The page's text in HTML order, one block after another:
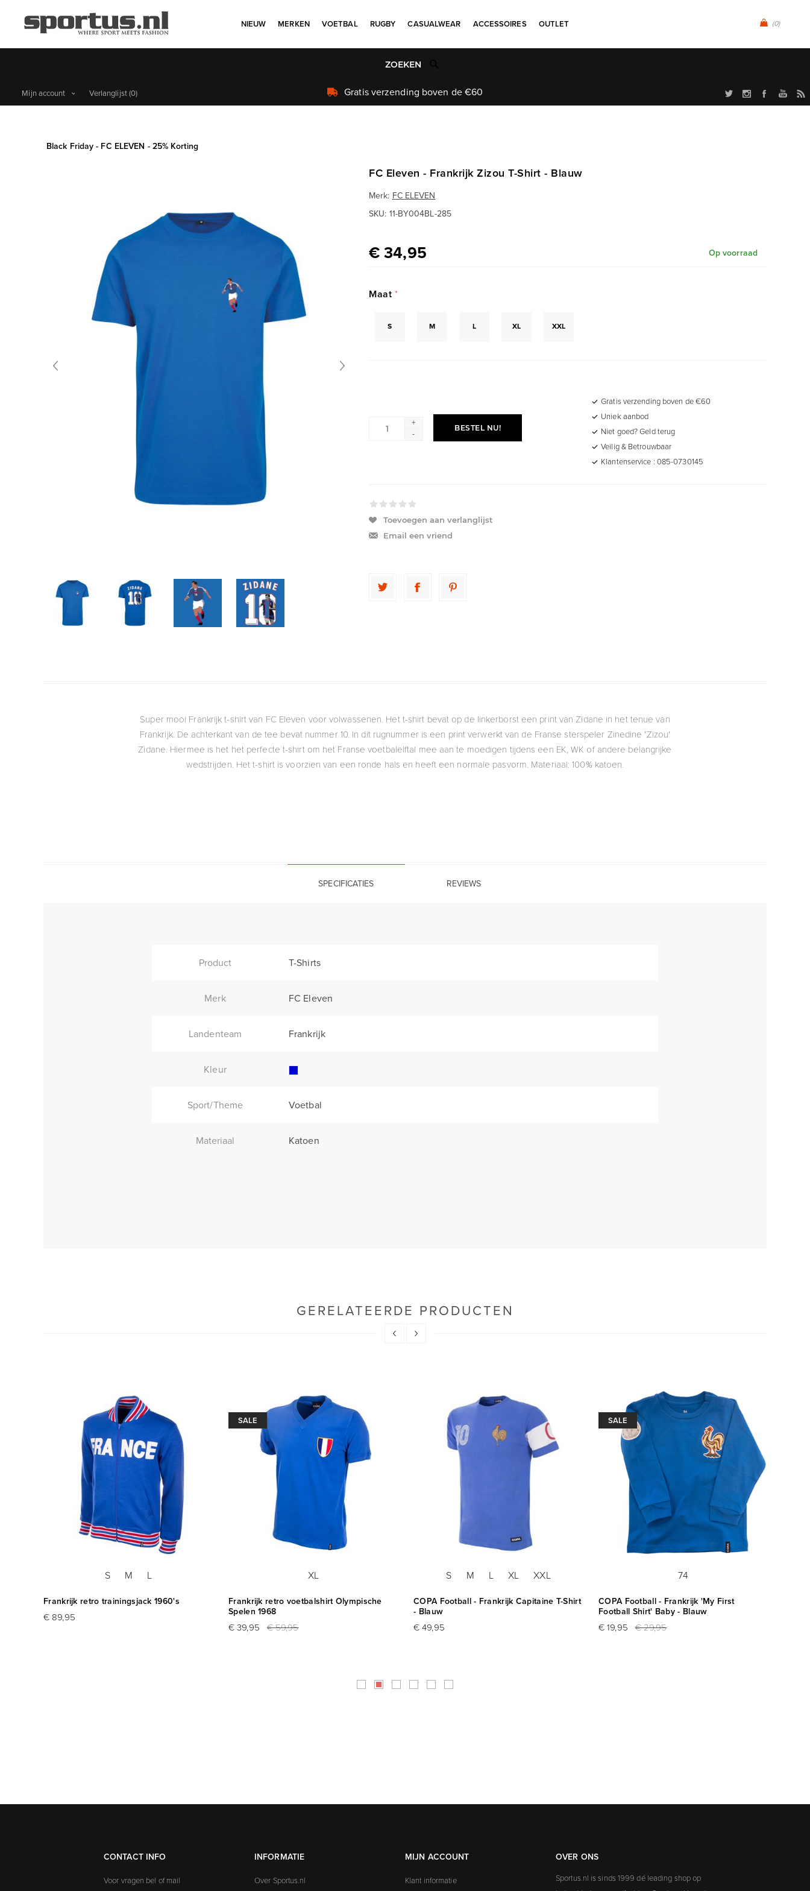
(0)
NIEUW MERKEN VOETBAL RUGBY CASUALWEAR ACCESSOIRES OUTLET
Uniek aanbod
Mijn account Verlanglijst(0)
Black Friday - FC ELEVEN - 25% Korting
FC Eleven - Frankrijk Zizou T-Shirt - Blauw
Merk: FC ELEVEN
SKU: 11-BY004BL-285
€ 34,95 Op voorraad
Maat *
S M L XL XXL
+
-
BESTEL NU!
Gratis verzending boven de €60
Uniek aanbod
Niet goed? Geld terug
Veilig & Betrouwbaar
Klantenservice : 085-0730145
Toevoegen aan verlanglijst
Email een vriend
Super mooi Frankrijk t-shirt van FC Eleven voor volwassenen. Het t-shirt bevat op de linkerborst een print van Zidane in het tenue van
Frankrijk. De achterkant van de tee bevat nummer 10. In dit rugnummer is een print verwerkt van de Franse sterspeler Zinedine 'Zizou'
Zidane. Hiermee is het het perfecte t-shirt om het Franse voetbalelftal mee aan te moedigen tijdens een EK, WK of andere belangrijke
wedstrijden. Het t-shirt is voorzien van een ronde hals en heeft een normale pasvorm. Materiaal: 100% katoen.
SPECIFICATIES REVIEWS
Product T-Shirts
Merk FC Eleven
Landenteam Frankrijk
Kleur
Sport/Theme Voetbal
Materiaal Katoen
GERELATEERDE PRODUCTEN
S M L
Frankrijk retro trainingsjack 1960's
€ 89,95
SALE
XL
Frankrijk retro voetbalshirt Olympische
Spelen 1968
€ 39,95 € 59,95
S M L XL XXL
COPA Football - Frankrijk Capitaine T-Shirt
- Blauw
€ 49,95
SALE
74
COPA Football - Frankrijk 'My First
Football Shirt' Baby - Blauw
€ 19,95 € 29,95
CONTACT INFO
Voor vragen bel of mail
INFORMATIE
Over Sportus.nl
MIJN ACCOUNT
Klant informatie
OVER ONS
Sportus.nl is sinds 1999 dé leading shop op